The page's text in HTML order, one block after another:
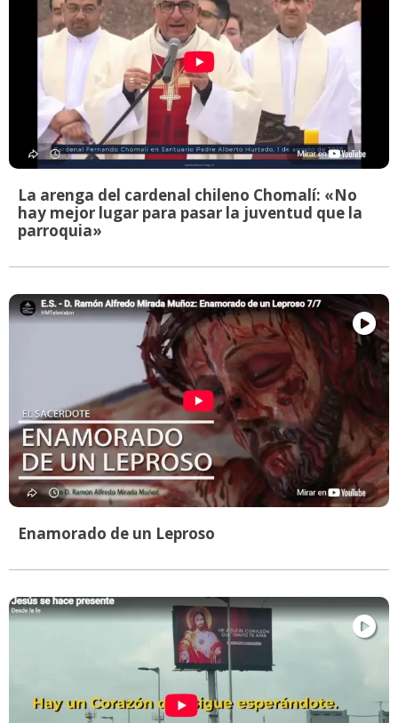
La arenga del cardenal chileno Chomalí: «No
hay mejor lugar para pasar la juventud que la
parroquia»
Enamorado de un Leproso